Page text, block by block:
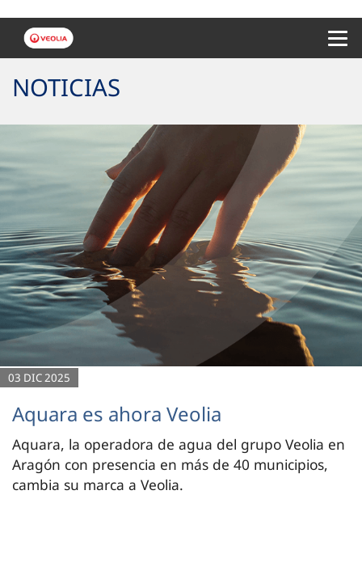
NOTICIAS
03 DIC 2025
Aquara es ahora Veolia
Aquara, la operadora de agua del grupo Veolia en
Aragón con presencia en más de 40 municipios,
cambia su marca a Veolia.